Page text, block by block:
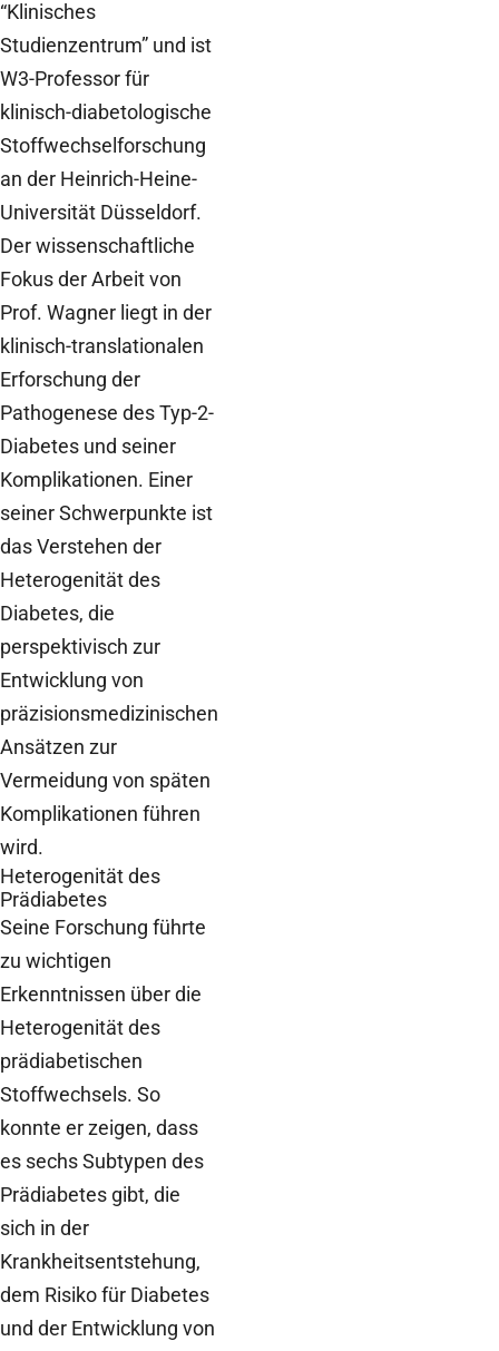
“Klinisches
Studienzentrum” und ist
W3-Professor für
klinisch-diabetologische
Stoffwechselforschung
an der Heinrich-Heine-
Universität Düsseldorf.
Der wissenschaftliche
Fokus der Arbeit von
Prof. Wagner liegt in der
klinisch-translationalen
Erforschung der
Pathogenese des Typ-2-
Diabetes und seiner
Komplikationen. Einer
seiner Schwerpunkte ist
das Verstehen der
Heterogenität des
Diabetes, die
perspektivisch zur
Entwicklung von
präzisionsmedizinischen
Ansätzen zur
Vermeidung von späten
Komplikationen führen
wird.
Heterogenität des
Prädiabetes
Seine Forschung führte
zu wichtigen
Erkenntnissen über die
Heterogenität des
prädiabetischen
Stoffwechsels. So
konnte er zeigen, dass
es sechs Subtypen des
Prädiabetes gibt, die
sich in der
Krankheitsentstehung,
dem Risiko für Diabetes
und der Entwicklung von